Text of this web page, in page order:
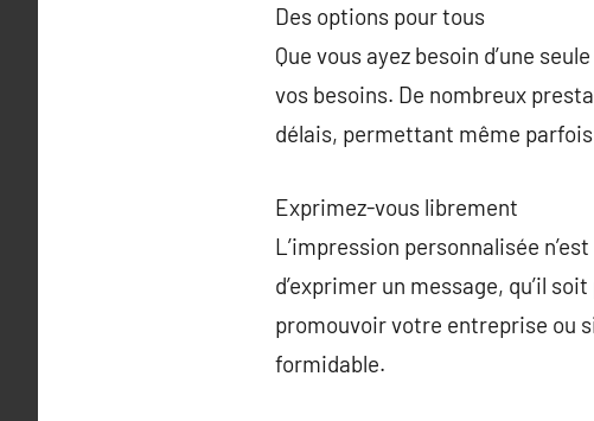
Des options pour tous
Que vous ayez besoin d’une
vos besoins. De nombreux
délais, permettant même
Exprimez-vous librement
L’impression personnalisée
d’exprimer un message, qu’il
promouvoir votre entreprise ou
formidable.